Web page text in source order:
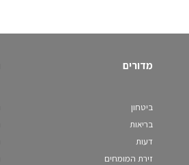
מדורים
ביטחון
בריאות
דעות
זירת המומחים